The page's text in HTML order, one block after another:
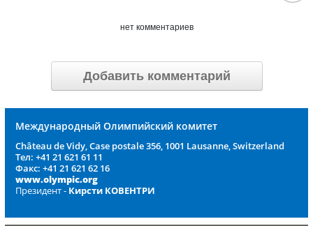
нет комментариев
Добавить комментарий
Международный Олимпийский комитет
Château de Vidy, Case postale 356, 1001 Lausanne, Switzerland
Тел: +41 21 621 61 11
Факс: +41 21 621 62 16
www.olympic.org
Президент - Кирсти КОВЕНТРИ